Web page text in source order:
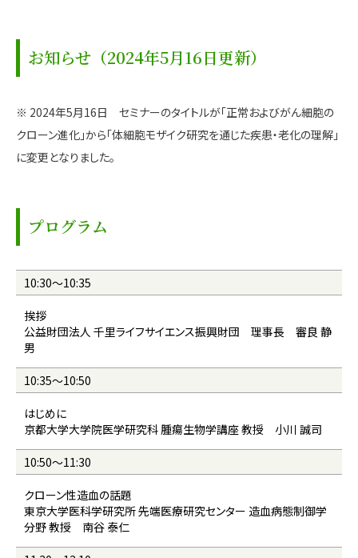
お知らせ（2024年5月16日更新）
※ 2024年5月16日 セミナーのタイトルが「正常およびがん細胞の
クローン進化」から「体細胞モザイク研究を通じた疾患・老化の理解」
に変更となりました。
プログラム
10:30～10:35
挨拶
公益財団法人 千里ライフサイエンス振興財団 理事長 審良 静
男
10:35～10:50
はじめに
京都大学大学院医学研究科 腫瘍生物学講座 教授 小川 誠司
10:50～11:30
クローン性造血の話題
東京大学医科学研究所 先端医療研究センター 造血病態制御学
分野 教授 南谷 泰仁